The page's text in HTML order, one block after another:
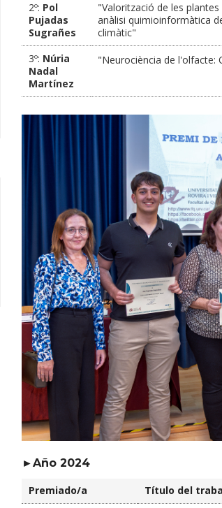
2º: Pol
Pujadas
Sugrañes
"Valorització de les
anàlisi quimioinformàtica
climàtic"
3º: Núria
Nadal
Martínez
"Neurociència de l'olfacte:
►Año 2024
Premiado/a Título del